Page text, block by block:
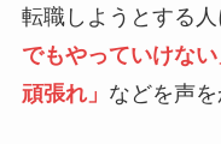
転職しようとする人
でもやっていけな
頑張れ」 などを声を